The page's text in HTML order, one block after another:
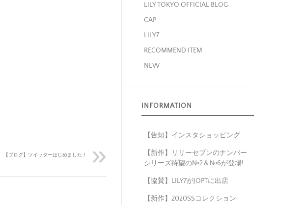
【ブログ】ツイッターはじめました！
LILY TOKYO OFFICIAL BLOG
CAP
LILY7
RECOMMEND ITEM
NEW
INFORMATION
【告知】インスタショッピング
【新作】リリーセブンのナンバー
シリーズ待望の№2＆№6が登場!
【協賛】LILY7がJOPTに出店
【新作】2020SSコレクション